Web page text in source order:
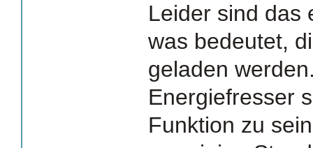
Leider sind das
was bedeutet,
geladen
Energiefresser
Funktion zu